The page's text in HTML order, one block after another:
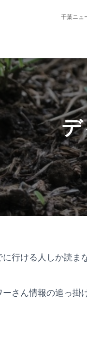
千葉ニュ
デ
行ける人しか読ま
さん情報の追っ掛